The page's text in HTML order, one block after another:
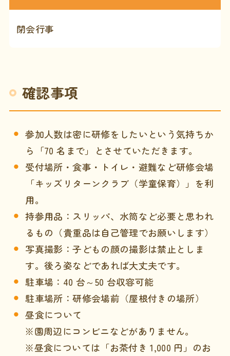
閉会行事
確認事項
参加人数は密に研修をしたいという気持ちか
ら「70 名まで」とさせていただきます。
受付場所・食事・トイレ・避難など研修会場
「キッズリターンクラブ（学童保育）」を利
用。
持参用品：スリッパ、水筒など必要と思われ
るもの（貴重品は自己管理でお願いします）
写真撮影：子どもの顔の撮影は禁止としま
す。後ろ姿などであれば大丈夫です。
駐車場：40 台～50 台収容可能
駐車場所：研修会場前（屋根付きの場所）
昼食について
※園周辺にコンビニなどがありません。
※昼食については「お茶付き 1,000 円」のお